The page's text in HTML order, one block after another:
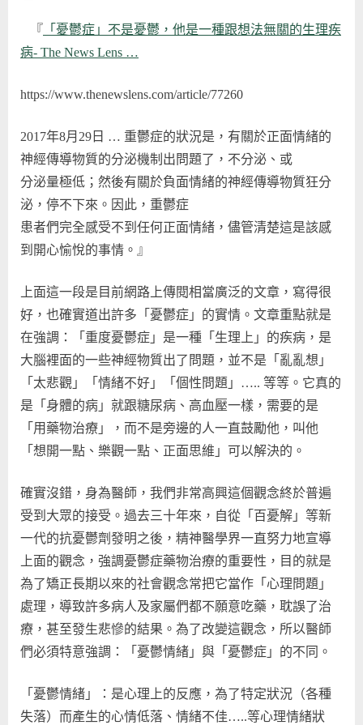
『 「憂鬱症」不是憂鬱，他是一種跟想法無關的生理疾
病- The News Lens …
https://www.thenewslens.com/article/77260
‎2017年8月29日 … 重鬱症的狀況是，有關於正面情緒的
神經傳導物質的分泌機制出問題了，不分泌、或
分泌量極低；然後有關於負面情緒的神經傳導物質狂分
泌，停不下來。因此，重鬱症
患者們完全感受不到任何正面情緒，儘管清楚這是該感
到開心愉悅的事情。』
上面這一段是目前網路上傳閱相當廣泛的文章，寫得很
好，也確實道出許多「憂鬱症」的實情。文章重點就是
在強調：「重度憂鬱症」是一種「生理上」的疾病，是
大腦裡面的一些神經物質出了問題，並不是「亂亂想」
「太悲觀」「情緒不好」「個性問題」….. 等等。它真的
是「身體的病」就跟糖尿病、高血壓一樣，需要的是
「用藥物治療」，而不是旁邊的人一直鼓勵他，叫他
「想開一點、樂觀一點、正面思維」可以解決的。
確實沒錯，身為醫師，我們非常高興這個觀念終於普遍
受到大眾的接受。過去三十年來，自從「百憂解」等新
一代的抗憂鬱劑發明之後，精神醫學界一直努力地宣導
上面的觀念，強調憂鬱症藥物治療的重要性，目的就是
為了矯正長期以來的社會觀念常把它當作「心理問題」
處理，導致許多病人及家屬們都不願意吃藥，耽誤了治
療，甚至發生悲慘的結果。為了改變這觀念，所以醫師
們必須特意強調：「憂鬱情緒」與「憂鬱症」的不同。
「憂鬱情緒」：是心理上的反應，為了特定狀況（各種
失落）而產生的心情低落、情緒不佳…..等心理情緒狀